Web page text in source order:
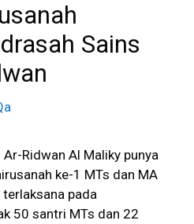
Sains
Ridwan Al Maliky punya
ke-1 MTs dan MA
pada
50 santri MTs dan 22